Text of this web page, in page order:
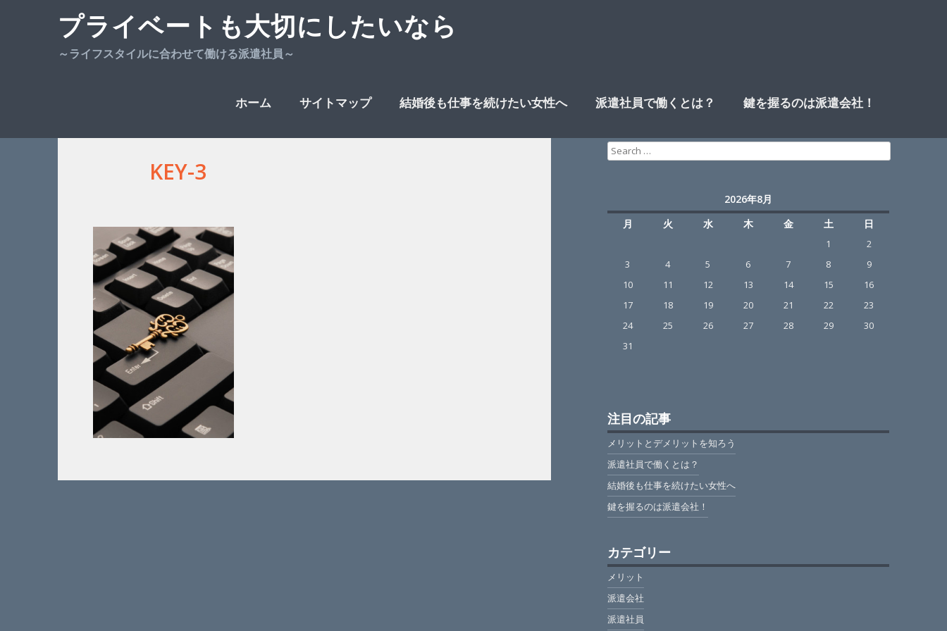
プライベートも大切にしたいなら
～ライフスタイルに合わせて働ける派遣社員～
Skip
ホーム サイトマップ 結婚後も仕事を続けたい女性へ 派遣社員で働くとは？ 鍵を握るのは派遣会社！
KEY-3
Search
for:
2026年8月
月
火 水 木 金 土 日
1
2
3
4 5 6 7 8
9
10
11 12 13 14 15
16
17
18 19 20 21 22
23
24
25 26 27 28 29
30
31
注目の記事
メリットとデメリットを知ろう
派遣社員で働くとは？
結婚後も仕事を続けたい女性へ
鍵を握るのは派遣会社！
カテゴリー
メリット
派遣会社
派遣社員